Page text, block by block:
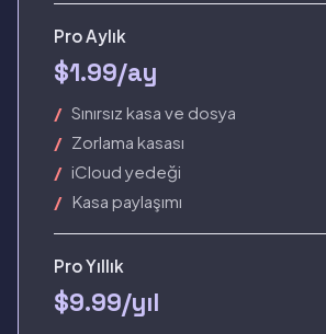
Pro Aylık
$1.99/ay
Sınırsız kasa ve dosya
Zorlama kasası
iCloud yedeği
Kasa paylaşımı
Pro Yıllık
$9.99/yıl